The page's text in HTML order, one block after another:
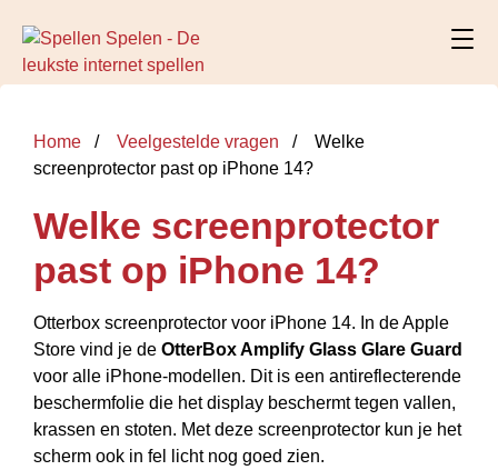
Home Veelgestelde vragen
Welke
screenprotector past op iPhone 14?
Welke screenprotector
past op iPhone 14?
Otterbox screenprotector voor iPhone 14. In de Apple
Store vind je de OtterBox Amplify Glass Glare Guard
voor alle iPhone-modellen. Dit is een antireflecterende
beschermfolie die het display beschermt tegen vallen,
krassen en stoten. Met deze screenprotector kun je het
scherm ook in fel licht nog goed zien.